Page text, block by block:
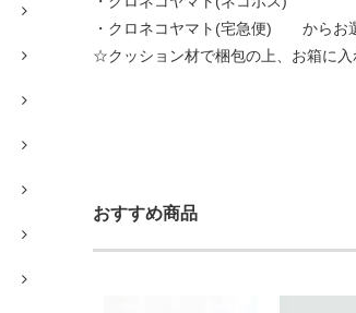
・クロネコヤマト(宅急便) からお
☆クッション材で梱包の上、お箱に入
おすすめ商品